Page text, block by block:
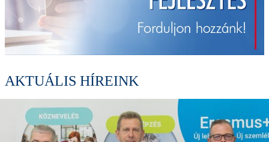
AKTUÁLIS HÍREINK